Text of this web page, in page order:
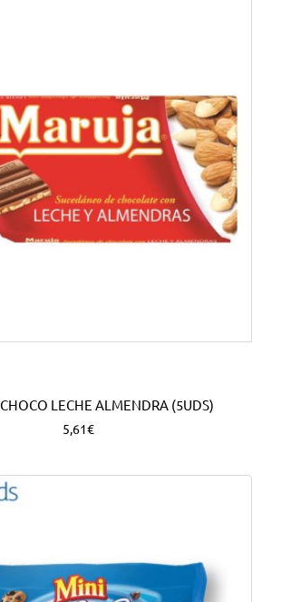
LECHE ALMENDRA (5UDS)
5,61€